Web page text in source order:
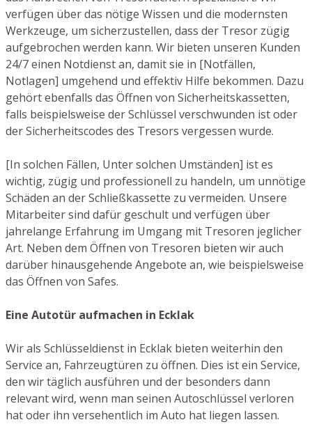
verfügen über das nötige Wissen und die modernsten
Werkzeuge, um sicherzustellen, dass der Tresor zügig
aufgebrochen werden kann. Wir bieten unseren Kunden
24/7 einen Notdienst an, damit sie in [Notfällen,
Notlagen] umgehend und effektiv Hilfe bekommen. Dazu
gehört ebenfalls das Öffnen von Sicherheitskassetten,
falls beispielsweise der Schlüssel verschwunden ist oder
der Sicherheitscodes des Tresors vergessen wurde.
[In solchen Fällen, Unter solchen Umständen] ist es
wichtig, zügig und professionell zu handeln, um unnötige
Schäden an der Schließkassette zu vermeiden. Unsere
Mitarbeiter sind dafür geschult und verfügen über
jahrelange Erfahrung im Umgang mit Tresoren jeglicher
Art. Neben dem Öffnen von Tresoren bieten wir auch
darüber hinausgehende Angebote an, wie beispielsweise
das Öffnen von Safes.
Eine Autotür aufmachen in Ecklak
Wir als Schlüsseldienst in Ecklak bieten weiterhin den
Service an, Fahrzeugtüren zu öffnen. Dies ist ein Service,
den wir täglich ausführen und der besonders dann
relevant wird, wenn man seinen Autoschlüssel verloren
hat oder ihn versehentlich im Auto hat liegen lassen.